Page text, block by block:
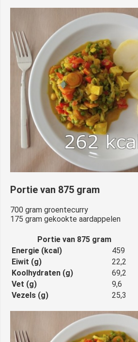
Portie van 875 gram
700 gram groentecurry
175 gram gekookte aardappelen
Portie van 875 gram
Energie (kcal)
459
Eiwit (g)
22,2
Koolhydraten (g)
69,2
Vet (g)
9,6
Vezels (g)
25,3